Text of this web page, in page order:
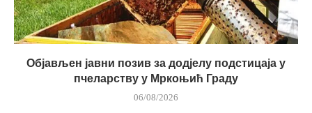
Објављен јавни позив за додјелу подстицаја у
пчеларству у Мркоњић Граду
06/08/2026